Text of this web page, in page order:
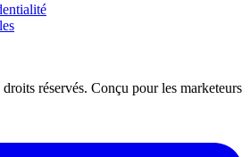
réservés. Conçu pour les marketeurs